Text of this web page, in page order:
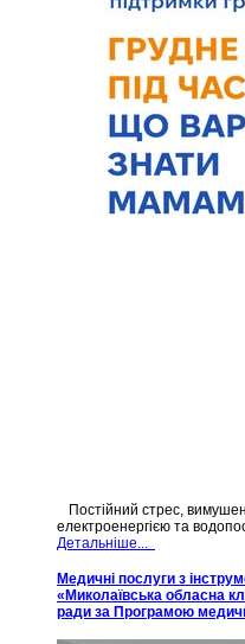
Постійний стрес,
електроенергією та
Детальніше...
Медичні послуги з
«Миколаївська обласна
ради за Програмою